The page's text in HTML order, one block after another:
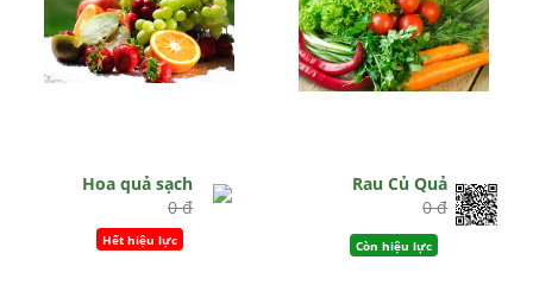
Hoa quả sạch
0 đ
Hết hiệu lực
Rau Củ Quả
0 đ
Còn hiệu lực